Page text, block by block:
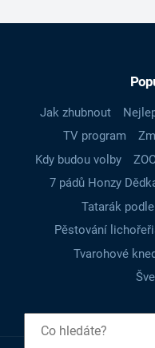
Jak zhubnout
TV program
Kdy budou volby
7 pádů Honzy
Tatarák
Pěstování
Tvarohové